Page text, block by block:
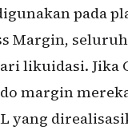
pada
Margin,
likuidasi. Jika
margin
yang